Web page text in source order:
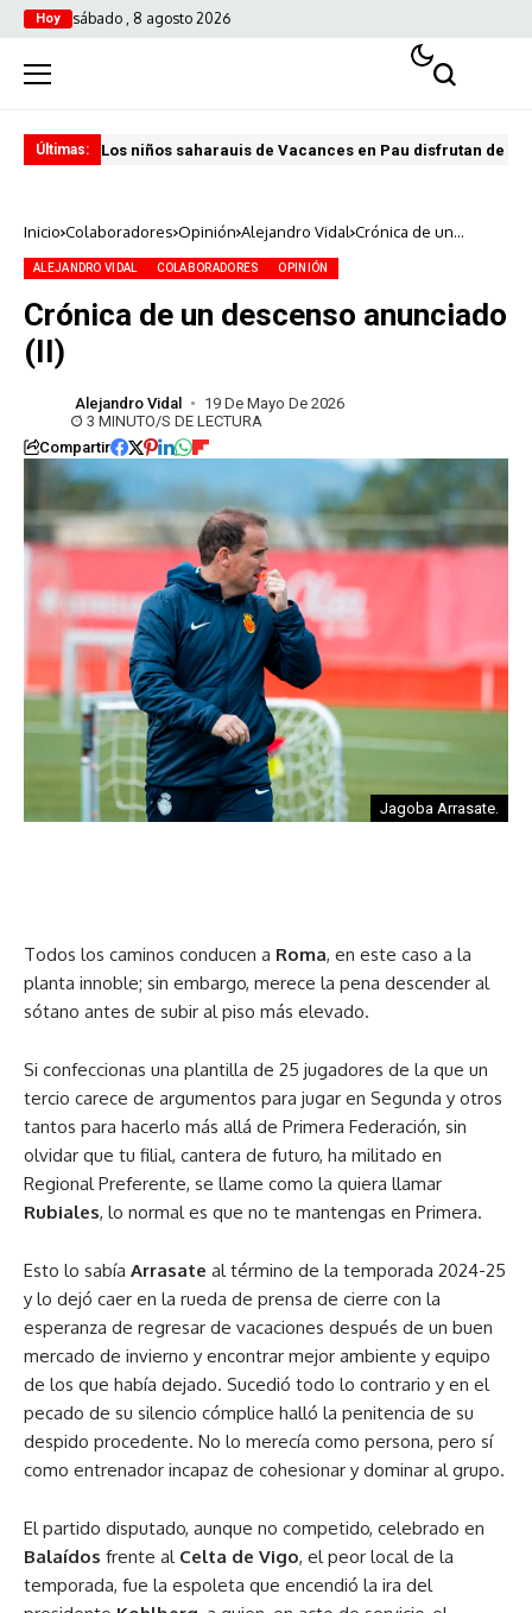
Hoy sábado , 8 agosto 2026
Últimas: Los niños saharauis de Vacances en Pau disfrutan de
Inicio Colaboradores Opinión Alejandro Vidal Crónica de un
ALEJANDRO VIDAL COLABORADORES OPINIÓN
Crónica de un descenso anunciado
(II)
Alejandro Vidal
19 De Mayo De 2026
3 MINUTO/S DE LECTURA
Compartir
Jagoba Arrasate.
Todos los caminos conducen a Roma, en este caso a la
planta innoble; sin embargo, merece la pena descender al
sótano antes de subir al piso más elevado.
Si confeccionas una plantilla de 25 jugadores de la que un
tercio carece de argumentos para jugar en Segunda y otros
tantos para hacerlo más allá de Primera Federación, sin
olvidar que tu filial, cantera de futuro, ha militado en
Regional Preferente, se llame como la quiera llamar
Rubiales, lo normal es que no te mantengas en Primera.
Esto lo sabía Arrasate al término de la temporada 2024-25
y lo dejó caer en la rueda de prensa de cierre con la
esperanza de regresar de vacaciones después de un buen
mercado de invierno y encontrar mejor ambiente y equipo
de los que había dejado. Sucedió todo lo contrario y en el
pecado de su silencio cómplice halló la penitencia de su
despido procedente. No lo merecía como persona, pero sí
como entrenador incapaz de cohesionar y dominar al grupo.
El partido disputado, aunque no competido, celebrado en
Balaídos frente al Celta de Vigo, el peor local de la
temporada, fue la espoleta que encendió la ira del